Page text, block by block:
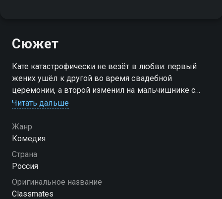
Сюжет
Кате катастрофически не везёт в любви: первый
жених ушёл к другой во время свадебной
церемонии, а второй изменил на мальчишнике с
первой встречной. Лучшие подруги решают за одну
Читать дальше
Жанр
Комедия
Страна
Россия
Оригинальное название
Classmates